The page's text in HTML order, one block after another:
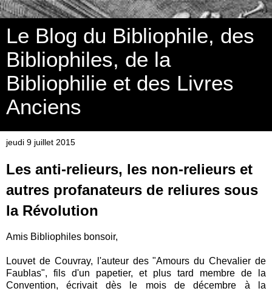
Le Blog du Bibliophile, des
Bibliophiles, de la
Bibliophilie et des Livres
Anciens
jeudi 9 juillet 2015
Les anti-relieurs, les non-relieurs et
autres profanateurs de reliures sous
la Révolution
Amis Bibliophiles bonsoir,
Louvet de Couvray, l'auteur des "Amours du Chevalier de
Faublas", fils d'un papetier, et plus tard membre de la
Convention, écrivait dès le mois de décembre à la